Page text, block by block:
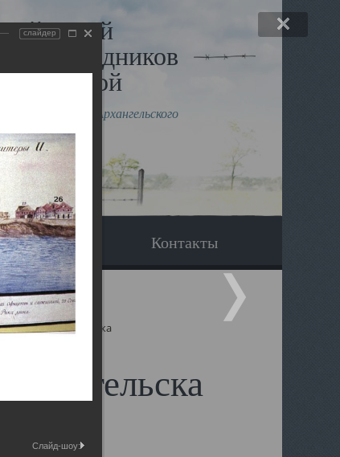
музей
и исповедников
митрополита Архангельского
ответ Контакты
собор Архангельска
слайдер
Слайд-шоу: